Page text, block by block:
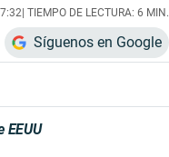
7:32 | TIEMPO DE LECTURA: 6 MIN.
Síguenos en Google
EEUU